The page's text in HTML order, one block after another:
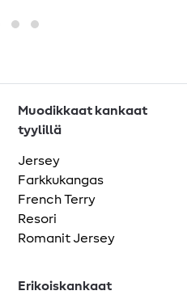
Muodikkaat kankaat
tyylillä
Jersey
Farkkukangas
French Terry
Resori
Romanit Jersey
Erikoiskankaat